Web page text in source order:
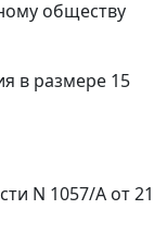
обществу
в размере 15
N 1057/А от 21